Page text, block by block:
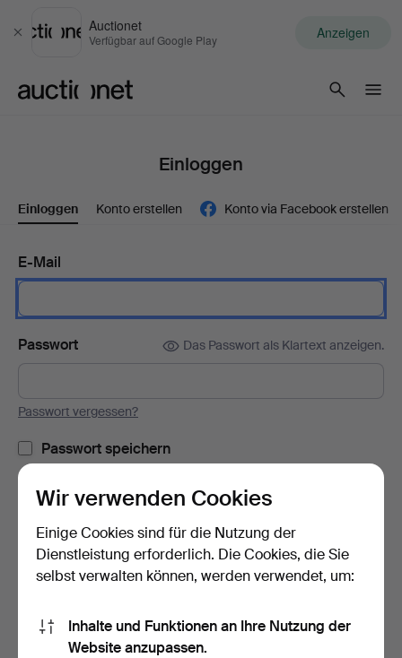
Schließen
Auctionet
Verfügbar auf Google Play Anzeigen
Einloggen
Einloggen Konto erstellen Konto via Facebook erstellen
E-Mail
Passwort Das Passwort als Klartext anzeigen.
Passwort vergessen?
Passwort speichern
Einloggen
oder hier via Facebook einloggen
Wir verwenden Cookies
Einige Cookies sind für die Nutzung der
Dienstleistung erforderlich. Die Cookies, die Sie
selbst verwalten können, werden verwendet, um:
Inhalte und Funktionen an Ihre Nutzung der
Website anzupassen.